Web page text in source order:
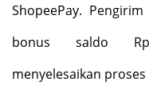
ShopeePay.
bonus saldo
menyelesaikan proses